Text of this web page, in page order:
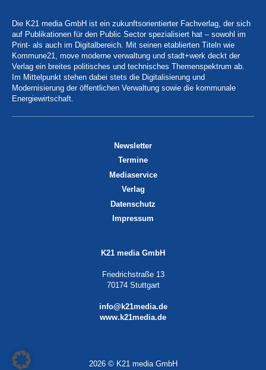
Die K21 media GmbH ist ein zukunftsorientierter Fachverlag, der sich
auf Publikationen für den Public Sector spezialisiert hat – sowohl im
Print- als auch im Digitalbereich. Mit seinen etablierten Titeln wie
Kommune21, move moderne verwaltung und stadt+werk deckt der
Verlag ein breites politisches und technisches Themenspektrum ab.
Im Mittelpunkt stehen dabei stets die Digitalisierung und
Modernisierung der öffentlichen Verwaltung sowie die kommunale
Energiewirtschaft.
Newsletter
Termine
Mediaservice
Verlag
Datenschutz
Impressum
K21 media GmbH
Friedrichstraße 13
70174 Stuttgart
info@k21media.de
www.k21media.de
2026 © K21 media GmbH